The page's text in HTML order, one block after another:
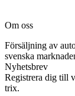
Om oss
Försäljning av
svenska
Nyhetsbrev
Registrera dig till
trix.